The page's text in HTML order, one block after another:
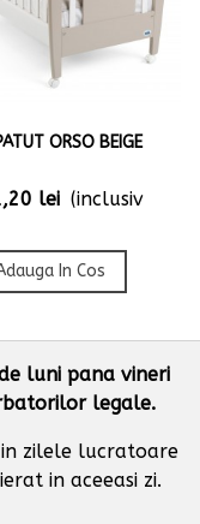
ORSO BEIGE
lei (inclusiv
In Cos
luni pana vineri
legale.
zilele lucratoare
in aceeasi zi.